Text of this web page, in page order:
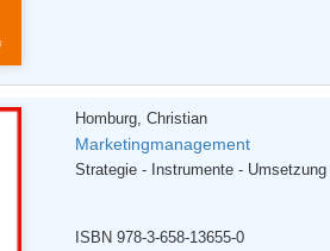
Homburg, Christian
Marketingmanagement
Strategie - Instrumente -
ISBN 978-3-658-13655-0